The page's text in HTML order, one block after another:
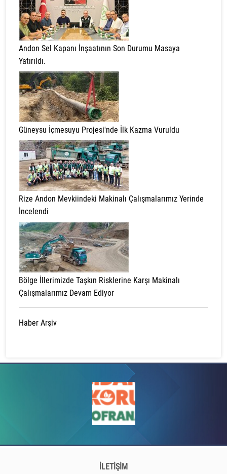
Andon Sel Kapanı İnşaatının Son Durumu Masaya
Yatırıldı.
Güneysu İçmesuyu Projesi'nde İlk Kazma Vuruldu
Rize Andon Mevkiindeki Makinalı Çalışmalarımız Yerinde
İncelendi
Bölge İllerimizde Taşkın Risklerine Karşı Makinalı
Çalışmalarımız Devam Ediyor
Haber Arşiv
İLETİŞİM